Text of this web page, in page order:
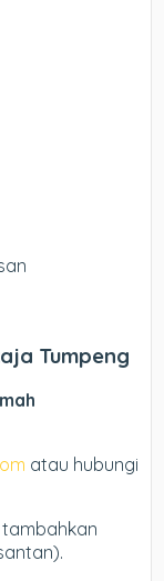
Tumpeng
atau hubungi
tambahkan